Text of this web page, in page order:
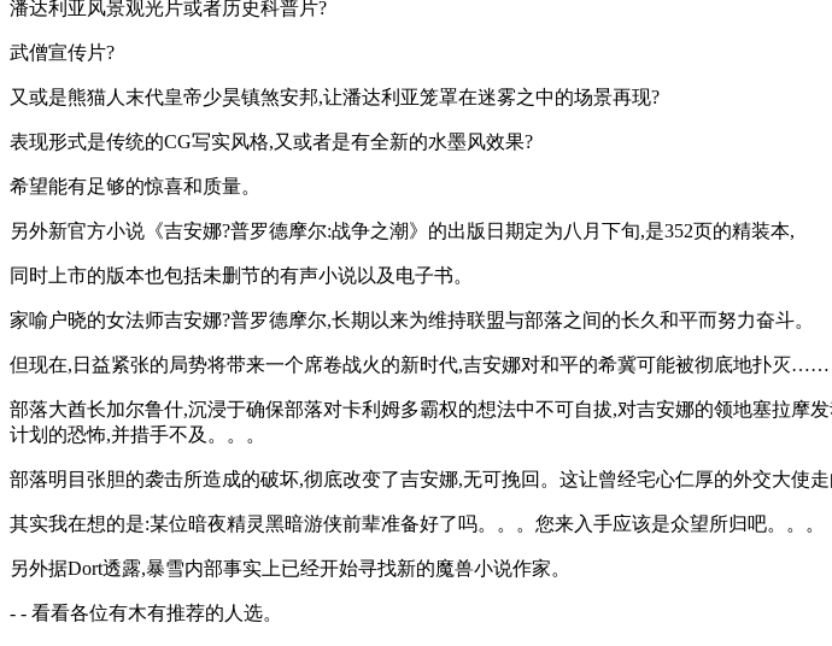
潘达利亚风景观光片或者历史科普片?
武僧宣传片?
又或是熊猫人末代皇帝少昊镇煞安邦,让潘达利亚笼罩在迷雾之中的场景再现?
表现形式是传统的CG写实风格,又或者是有全新的水墨风效果?
希望能有足够的惊喜和质量。
另外新官方小说《吉安娜?普罗德摩尔:战争之潮》的出版日期定为八月下旬,是352页的精装本,
同时上市的版本也包括未删节的有声小说以及电子书。
家喻户晓的女法师吉安娜?普罗德摩尔,长期以来为维持联盟与部落之间的长久和平而努力奋斗。
但现在,日益紧张的局势将带来一个席卷战火的新时代,吉安娜对和平的希冀可能被彻底地扑灭……
部落大酋长加尔鲁什,沉浸于确保部落对卡利姆多霸权的想法中不可自拔,对吉安娜的领地塞拉
计划的恐怖,并措手不及。。。
部落明目张胆的袭击所造成的破坏,彻底改变了吉安娜,无可挽回。这让曾经宅心仁厚的外交大使
其实我在想的是:某位暗夜精灵黑暗游侠前辈准备好了吗。。。您来入手应该是众望所归吧。。。
另外据Dort透露,暴雪内部事实上已经开始寻找新的魔兽小说作家。
- - 看看各位有木有推荐的人选。